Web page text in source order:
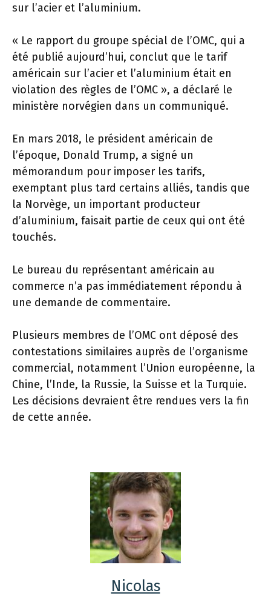
sur l’acier et l’aluminium.
« Le rapport du groupe spécial de l’OMC, qui a
été publié aujourd’hui, conclut que le tarif
américain sur l’acier et l’aluminium était en
violation des règles de l’OMC », a déclaré le
ministère norvégien dans un communiqué.
En mars 2018, le président américain de
l’époque, Donald Trump, a signé un
mémorandum pour imposer les tarifs,
exemptant plus tard certains alliés, tandis que
la Norvège, un important producteur
d’aluminium, faisait partie de ceux qui ont été
touchés.
Le bureau du représentant américain au
commerce n’a pas immédiatement répondu à
une demande de commentaire.
Plusieurs membres de l’OMC ont déposé des
contestations similaires auprès de l’organisme
commercial, notamment l’Union européenne, la
Chine, l’Inde, la Russie, la Suisse et la Turquie.
Les décisions devraient être rendues vers la fin
de cette année.
Nicolas